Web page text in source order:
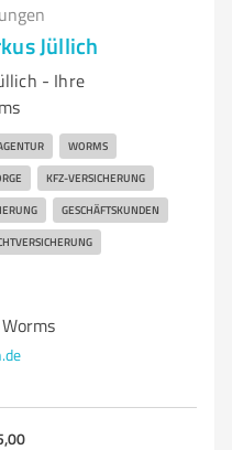
Jüllich
- Ihre
WORMS
KFZ-VERSICHERUNG
GESCHÄFTSKUNDEN